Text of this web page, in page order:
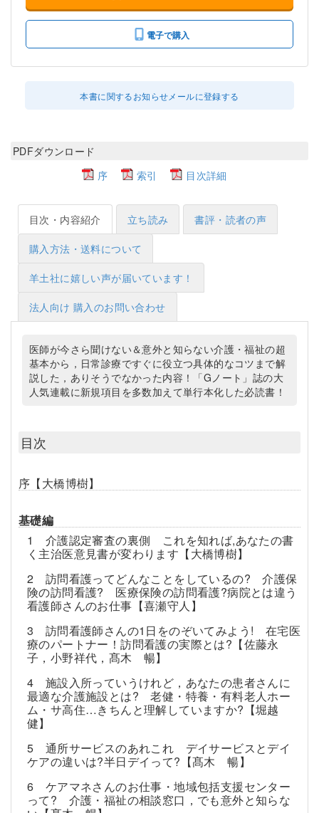
電子で購入
本書に関するお知らせメールに登録する
PDFダウンロード
序
索引 目次詳細
目次・内容紹介 立ち読み 書評・読者の声
購入方法・送料について
羊土社に嬉しい声が届いています！
法人向け 購入のお問い合わせ
医師が今さら聞けない＆意外と知らない介護・福祉の超
基本から，日常診療ですぐに役立つ具体的なコツまで解
説した，ありそうでなかった内容！「Gノート」誌の大
人気連載に新規項目を多数加えて単行本化した必読書！
目次
序【大橋博樹】
基礎編
1 介護認定審査の裏側 これを知れば,あなたの書
く主治医意見書が変わります【大橋博樹】
2 訪問看護ってどんなことをしているの? 介護保
険の訪問看護? 医療保険の訪問看護?病院とは違う
看護師さんのお仕事【喜瀬守人】
3 訪問看護師さんの1日をのぞいてみよう! 在宅医
療のパートナー！訪問看護の実際とは?【佐藤永
子，小野祥代，髙木 暢】
4 施設入所っていうけれど，あなたの患者さんに
最適な介護施設とは? 老健・特養・有料老人ホー
ム・サ高住…きちんと理解していますか?【堀越
健】
5 通所サービスのあれこれ デイサービスとデイ
ケアの違いは?半日デイって?【髙木 暢】
6 ケアマネさんのお仕事・地域包括支援センター
って? 介護・福祉の相談窓口，でも意外と知らな